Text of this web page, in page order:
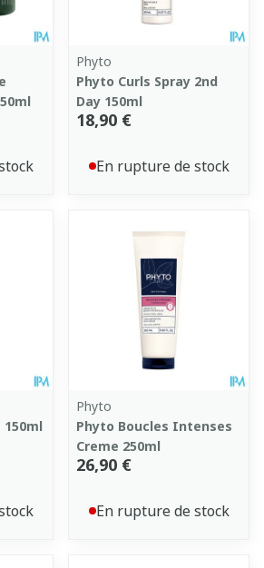
Phyto
Phyto Curls Spray 2nd
Day 150ml
18,90 €
En rupture de stock
150ml
Phyto
Phyto Boucles Intenses
Creme 250ml
26,90 €
En rupture de stock